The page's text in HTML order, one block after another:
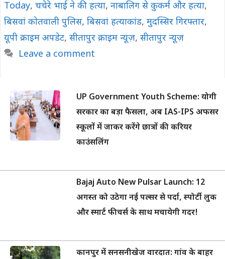
Today, चचेरे भाई ने की हत्या, नाबालिग से कुकर्म और हत्या,
बिसवां कोतवाली पुलिस, बिसवां हत्याकांड, मुदस्सिर गिरफ्तार,
यूपी क्राइम अपडेट, सीतापुर क्राइम न्यूज़, सीतापुर न्यूज़
Leave a comment
UP Government Youth Scheme: योगी
सरकार का बड़ा फैसला, अब IAS-IPS अफसर
स्कूलों में जाकर करेंगे छात्रों की करियर
काउंसलिंग
Bajaj Auto New Pulsar Launch: 12
अगस्त को उठेगा नई पल्सर से पर्दा, स्पोर्टी लुक
और स्मार्ट फीचर्स के साथ मचायेगी गदर!
कानपुर में सनसनीखेज वारदात: गांव के बाहर